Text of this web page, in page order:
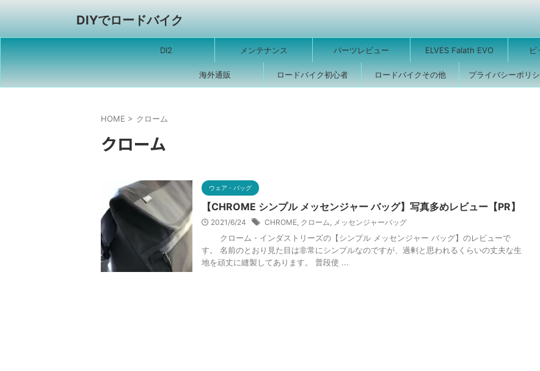
DIYでロードバイク
DI2 メンテナンス パーツレビュー ELVES Falath EVO ビ
海外通販 ロードバイク初心者 ロードバイクその他 プライバシーポリ
HOME > クローム
クローム
ウェア・バッグ
【CHROME シンプル メッセンジャー バッグ】写真多めレビュー【PR】
2021/6/24 CHROME, クローム, メッセンジャーバッグ
クローム・インダストリーズの【シンプル メッセンジャー バッグ】のレビューで
す。 名前のとおり見た目は非常にシンプルなのですが、過剰と思われるくらいの丈夫な生
地を頑丈に縫製してあります。 普段使 ...